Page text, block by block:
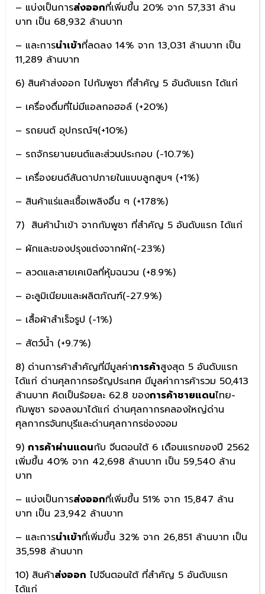
– แบ่งเป็นการส่งออกที่เพิ่มขึ้น 20% จาก 57,331 ล้าน
บาท เป็น 68,932 ล้านบาท
– และการนำเข้าที่ลดลง 14% จาก 13,031 ล้านบาท เป็น
11,289 ล้านบาท
6) สินค้าส่งออก ไปกัมพูชา ที่สำคัญ 5 อันดับแรก ได้แก่
– เครื่องดื่มที่ไม่มีแอลกอฮอล์ (+20%)
– รถยนต์ อุปกรณ์ฯ(+10%)
– รถจักรยานยนต์และส่วนประกอบ (-10.7%)
– เครื่องยนต์สันดาปภายในแบบลูกสูบฯ (+1%)
– สินค้าแร่และเชื้อเพลิงอื่น ๆ (+178%)
7) สินค้านำเข้า จากกัมพูชา ที่สำคัญ 5 อันดับแรก ได้แก่
– ผักและของปรุงแต่งจากผัก(-23%)
– ลวดและสายเคเบิลที่หุ้มฉนวน (+8.9%)
– อะลูมิเนียมและผลิตภัณฑ์(-27.9%)
– เสื้อผ้าสำเร็จรูป (-1%)
– สัตว์น้ำ (+9.7%)
8) ด่านการค้าสำคัญที่มีมูลค่าการค้าสูงสุด 5 อันดับแรก
ได้แก่ ด่านศุลกากรอรัญประเทศ มีมูลค่าการค้ารวม 50,413
ล้านบาท คิดเป็นร้อยละ 62.8 ของการค้าชายแดนไทย-
กัมพูชา รองลงมาได้แก่ ด่านศุลกากรคลองใหญ่ด่าน
ศุลกากรจันทบุรีและด่านศุลกากรช่องจอม
9) การค้าผ่านแดนกับ จีนตอนใต้ 6 เดือนแรกของปี 2562
เพิ่มขึ้น 40% จาก 42,698 ล้านบาท เป็น 59,540 ล้าน
บาท
– แบ่งเป็นการส่งออกที่เพิ่มขึ้น 51% จาก 15,847 ล้าน
บาท เป็น 23,942 ล้านบาท
– และการนำเข้าที่เพิ่มขึ้น 32% จาก 26,851 ล้านบาท เป็น
35,598 ล้านบาท
10) สินค้าส่งออก ไปจีนตอนใต้ ที่สำคัญ 5 อันดับแรก
ได้แก่